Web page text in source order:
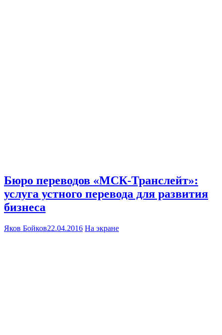
Бюро переводов «МСК-Транслейт»:
услуга устного перевода для развития
бизнеса
Яков Бойков22.04.2016 На экране